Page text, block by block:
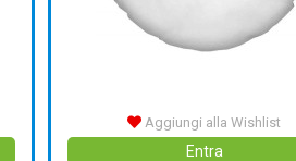
Aggiungi alla Wishlist
Entra